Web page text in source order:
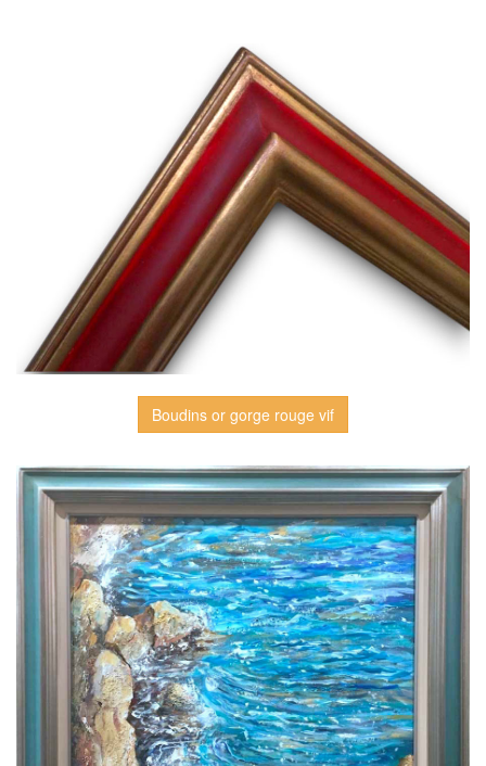
Boudins or gorge rouge vif